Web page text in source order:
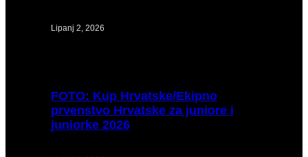
Lipanj 2, 2026
FOTO: Kup Hrvatske/Ekipno
prvenstvo Hrvatske za juniore i
juniorke 2026